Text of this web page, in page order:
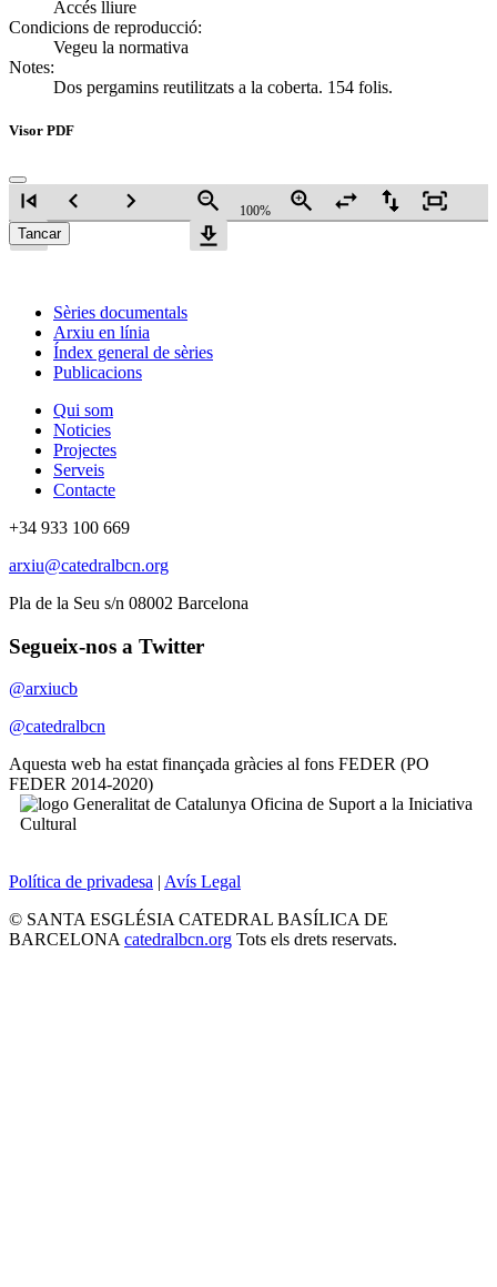
Accés lliure
Condicions de reproducció:
Vegeu la normativa
Notes:
Dos pergamins reutilitzats a la coberta. 154 folis.
Visor PDF
skip_previous navigate_before
navigate_next
skip_next
zoom_out 100% zoom_in swap_horiz swap_vert
fit_screen
download
Tancar
Sèries documentals
Arxiu en línia
Índex general de sèries
Publicacions
Qui som
Noticies
Projectes
Serveis
Contacte
+34 933 100 669
arxiu@catedralbcn.org
Pla de la Seu s/n 08002 Barcelona
Segueix-nos a Twitter
@arxiucb
@catedralbcn
Aquesta web ha estat finançada gràcies al fons FEDER (PO
FEDER 2014-2020)
Política de privadesa | Avís Legal
© SANTA ESGLÉSIA CATEDRAL BASÍLICA DE
BARCELONAcatedralbcn.org Tots els drets reservats.